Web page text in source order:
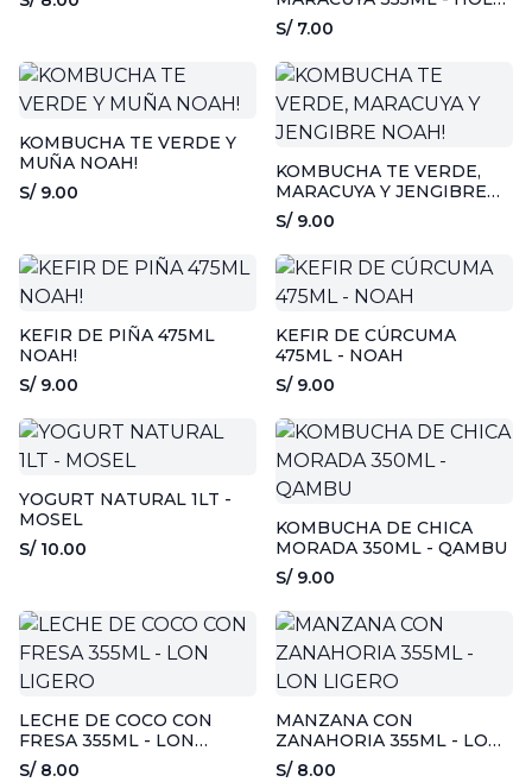
POP
S/ 7.00
KOMBUCHA TE VERDE Y
MUÑA NOAH!
S/ 9.00
KOMBUCHA TE VERDE,
MARACUYA Y JENGIBRE
NOAH!
S/ 9.00
KEFIR DE PIÑA 475ML
NOAH!
S/ 9.00
KEFIR DE CÚRCUMA
475ML - NOAH
S/ 9.00
YOGURT NATURAL 1LT -
MOSEL
S/ 10.00
KOMBUCHA DE CHICA
MORADA 350ML - QAMBU
S/ 9.00
LECHE DE COCO CON
FRESA 355ML - LON
LIGERO
S/ 8.00
MANZANA CON
ZANAHORIA 355ML - LON
LIGERO
S/ 8.00